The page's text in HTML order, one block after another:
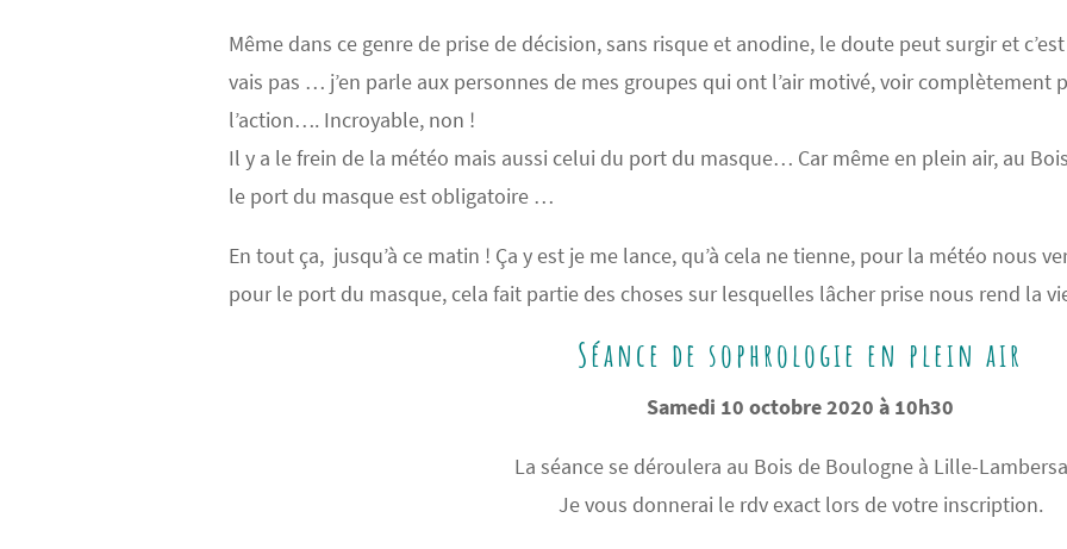
Même dans ce genre de prise de décision, sans risque et anodine, le doute peut surgir et
vais pas … j’en parle aux personnes de mes groupes qui ont l’air motivé, voir complètement
l’action…. Incroyable, non !
Il y a le frein de la météo mais aussi celui du port du masque… Car même en plein air, au
le port du masque est obligatoire …
En tout ça, jusqu’à ce matin ! Ça y est je me lance, qu’à cela ne tienne, pour la météo nous
pour le port du masque, cela fait partie des choses sur lesquelles lâcher prise nous rend la
Séance de sophrologie en plein air
Samedi 10 octobre 2020 à 10h30
La séance se déroulera au Bois de Boulogne à Lille-
Je vous donnerai le rdv exact lors de votre inscription.